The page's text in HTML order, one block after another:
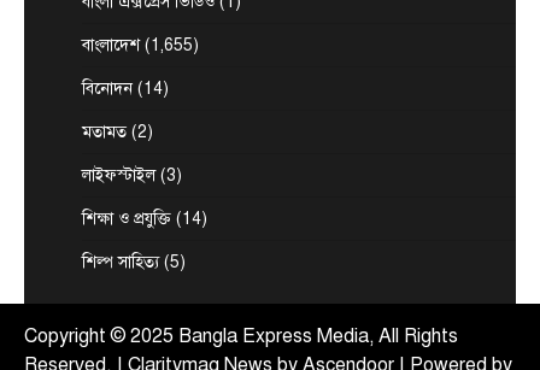
আগস্ট : সমাজকল্যাণ মন্ত্রী
নিয়োগ
টপ নিউজ বাংলাদেশ
বাংলাদেশ(1,655)
বিনোদন (14)
মতামত (2)
লাইফস্টাইল(3)
শিক্ষা ও প্রযুক্তি (14)
শিল্প সাহিত্য(5)
Copyright © 2025 Bangla Express Media, All Rights